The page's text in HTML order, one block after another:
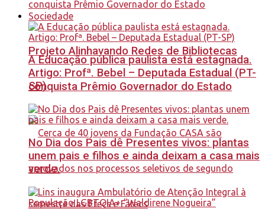
Projeto Alinhavando Redes de Bibliotecas
conquista Prêmio Governador do Estado
Sociedade
A Educação pública paulista está estagnada.
Artigo: Profª. Bebel – Deputada Estadual (PT-
SP)
No Dia dos Pais dê Presentes vivos: plantas
unem pais e filhos e ainda deixam a casa mais
verde.